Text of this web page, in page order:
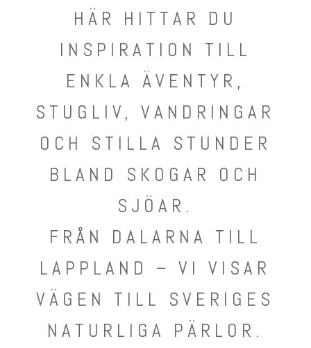
HÄR HITTAR DU
INSPIRATION TILL
ENKLA ÄVENTYR,
STUGLIV, VANDRINGAR
OCH STILLA STUNDER
BLAND SKOGAR OCH
SJÖAR.
FRÅN DALARNA TILL
LAPPLAND – VI VISAR
VÄGEN TILL SVERIGES
NATURLIGA PÄRLOR.